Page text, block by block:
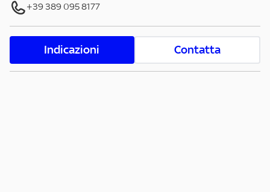
+39 389 095 8177
Indicazioni Contatta